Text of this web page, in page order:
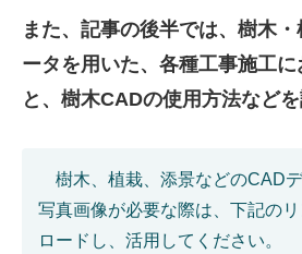
また、記事の後半では、樹木
ータを用いた、各種工事施工
と、樹木CADの使用方法などを
樹木、植栽、添景などのCADデ
写真画像が必要な際は、下記の
ロードし、活用してください。